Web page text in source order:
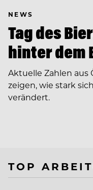
NEWS
Tag des
hinter dem
Aktuelle Zahlen aus
zeigen, wie stark
verändert.
TOP